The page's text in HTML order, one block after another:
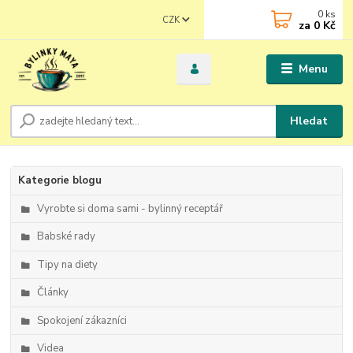
Menu
CZK
Hledat
0 ks
za 0 Kč
Kategorie blogu
Vyrobte si doma sami - bylinný receptář
Babské rady
Tipy na diety
Články
Spokojení zákazníci
Videa